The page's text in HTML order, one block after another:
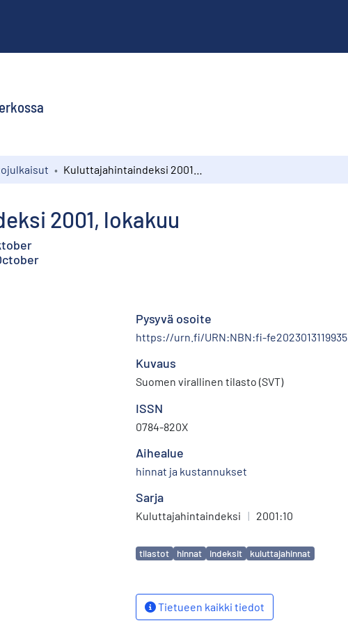
2001, lokakuu
Pysyvä osoite
https://urn.fi/URN:NBN:fi-fe2023013119935
Kuvaus
Suomen virallinen tilasto (SVT)
ISSN
0784-820X
Aihealue
hinnat ja kustannukset
Sarja
Kuluttajahintaindeksi | 2001:10
Avainsanat
tilastot hinnat indeksit kuluttajahinnat
Tietueen kaikki tiedot